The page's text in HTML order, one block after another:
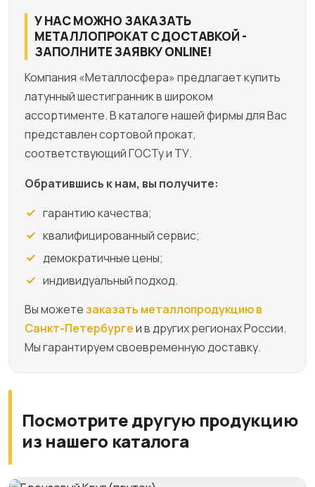
У НАС МОЖНО ЗАКАЗАТЬ
МЕТАЛЛОПРОКАТ С ДОСТАВКОЙ -
ЗАПОЛНИТЕ ЗАЯВКУ ONLINE!
Компания «Металлосфера» предлагает купить
латунный шестигранник в широком
ассортименте. В каталоге нашей фирмы для Вас
представлен сортовой прокат,
соответствующий ГОСТу и ТУ.
Обратившись к нам, вы получите:
гарантию качества;
квалифицированный сервис;
демократичные цены;
индивидуальный подход.
Вы можете заказать металлопродукцию в
Санкт-Петербургеи в других регионах России.
Мы гарантируем своевременную доставку.
Посмотрите другую продукцию
из нашего каталога